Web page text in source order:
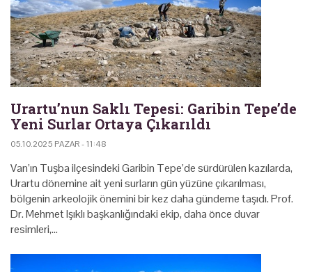
Urartu’nun Saklı Tepesi: Garibin Tepe’de
Yeni Surlar Ortaya Çıkarıldı
05.10.2025 PAZAR - 11:48
Van’ın Tuşba ilçesindeki Garibin Tepe’de sürdürülen kazılarda,
Urartu dönemine ait yeni surların gün yüzüne çıkarılması,
bölgenin arkeolojik önemini bir kez daha gündeme taşıdı. Prof.
Dr. Mehmet Işıklı başkanlığındaki ekip, daha önce duvar
resimleri,…